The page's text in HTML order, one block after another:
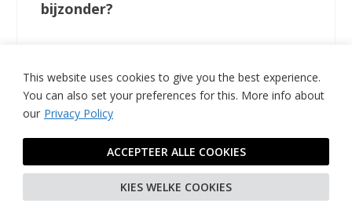
This website uses cookies to give you the best experience.
You can also set your preferences for this. More info about
our Privacy Policy
KIES WELKE COOKIES
ACCEPTEER ALLE COOKIES
bijzonder?
theelepel mengen met 100 ml water of
sap.
-Bevat 21 groenten- en fruitsoorten.
-Aangevuld met 11 superfoods zoals
tarwegras, spirulina en chlorella.